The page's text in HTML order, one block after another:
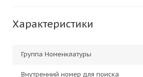
Характеристики
Группа Номенклатуры
Внутренний номер для поиска